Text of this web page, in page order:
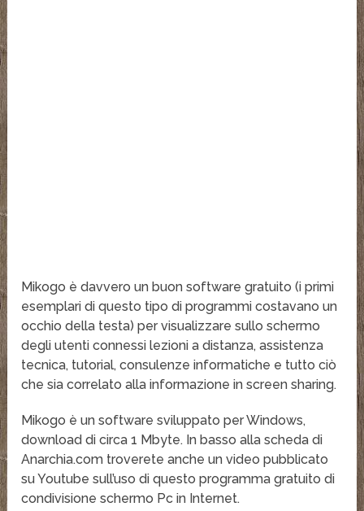
Mikogo è davvero un buon software gratuito (i primi
esemplari di questo tipo di programmi costavano un
occhio della testa) per visualizzare sullo schermo
degli utenti connessi lezioni a distanza, assistenza
tecnica, tutorial, consulenze informatiche e tutto ciò
che sia correlato alla informazione in screen sharing.
Mikogo è un software sviluppato per Windows,
download di circa 1 Mbyte. In basso alla scheda di
Anarchia.com troverete anche un video pubblicato
su Youtube sull’uso di questo programma gratuito di
condivisione schermo Pc in Internet.